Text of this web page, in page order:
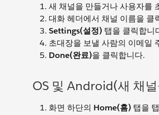
새 채널을 만들거나 사용자를
대화 헤더에서 채널 이름을 클
Settings(설정) 탭을 클릭합니
초대장을 보낼 사람의 이메일
Done(완료)을 클릭합니다.
OS 및 Android(새 채
화면 하단의 Home(홈) 탭을